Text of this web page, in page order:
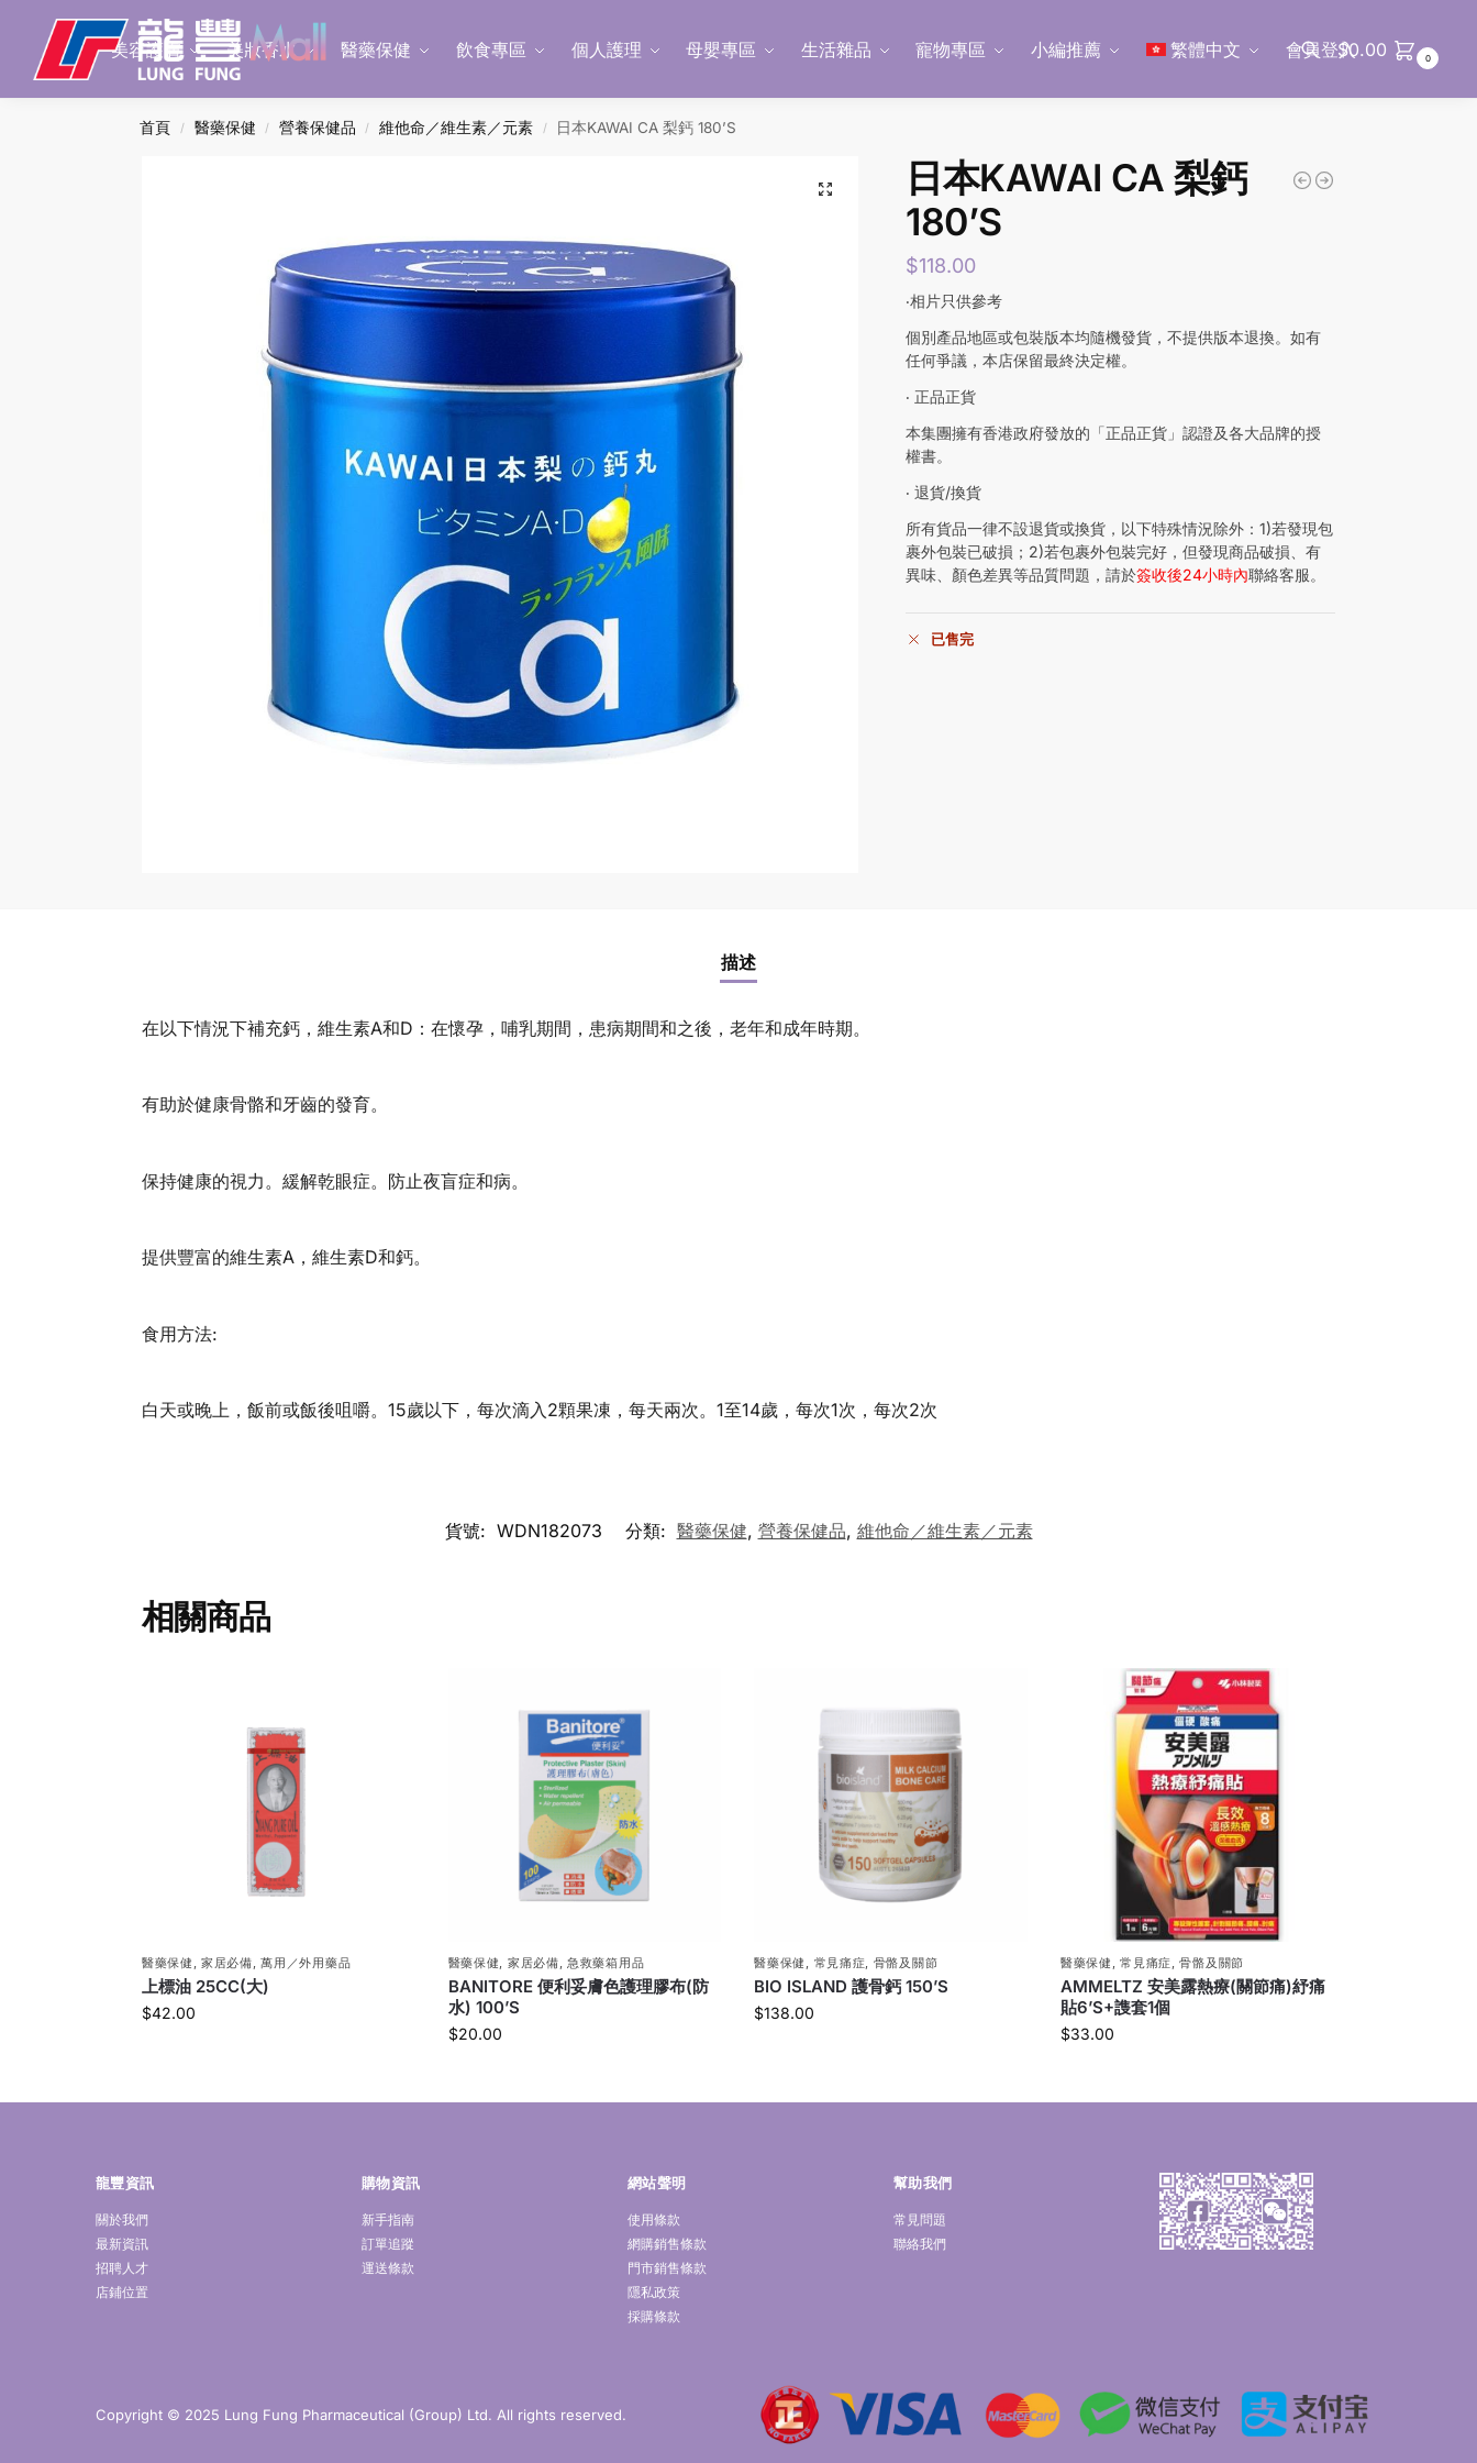
美容護膚 美妝香水 醫藥保健 飲食專區 個人護理 母嬰專區 生活雜品 寵物專區 小編推薦 繁體中文 會員登入
Search
$0.00 0
首頁 / 醫藥保健 / 營養保健品 / 維他命／維生素／元素 / 日本KAWAI CA 梨鈣 180’S
日本KAWAI CA 梨鈣
180’S
$118.00
‧相片只供參考
個別產品地區或包裝版本均隨機發貨，不提供版本退換。如有
任何爭議，本店保留最終決定權。
‧ 正品正貨
本集團擁有香港政府發放的「正品正貨」認證及各大品牌的授
權書。
‧ 退貨/換貨
所有貨品一律不設退貨或換貨，以下特殊情況除外：1)若發現包
裹外包裝已破損；2)若包裹外包裝完好，但發現商品破損、有
異味、顏色差異等品質問題，請於簽收後24小時內聯絡客服。
已售完
描述
在以下情況下補充鈣，維生素A和D：在懷孕，哺乳期間，患病期間和之後，老年和成年時期。
有助於健康骨骼和牙齒的發育。
保持健康的視力。緩解乾眼症。防止夜盲症和病。
提供豐富的維生素A，維生素D和鈣。
食用方法:
白天或晚上，飯前或飯後咀嚼。15歲以下，每次滴入2顆果凍，每天兩次。1至14歲，每次1次，每次2次
貨號: WDN182073 分類: 醫藥保健, 營養保健品, 維他命／維生素／元素
相關商品
醫藥保健 ,家居必備,萬用／外用藥品
上標油 25CC(大)
$42.00
醫藥保健, 家居必備,急救藥箱用品
BANITORE 便利妥膚色護理膠布(防
水) 100’S
$20.00
醫藥保健 , 常見痛症, 骨骼及關節
BIO ISLAND 護骨鈣 150’S
$138.00
醫藥保健 ,常見痛症,骨骼及關節
AMMELTZ 安美露熱療(關節痛)紓痛
貼6’S+謢套1個
$33.00
龍豐資訊
關於我們
最新資訊
招聘人才
店鋪位置
購物資訊
新手指南
訂單追蹤
運送條款
網站聲明
使用條款
網購銷售條款
門市銷售條款
隱私政策
採購條款
幫助我們
常見問題
聯絡我們
Copyright © 2025 Lung Fung Pharmaceutical (Group) Ltd. All rights reserved.